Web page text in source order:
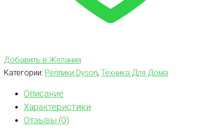
Добавить в Желания
Категории: Реплики Dyson, Техника Для Дома
Описание
Характеристики
Отзывы (0)